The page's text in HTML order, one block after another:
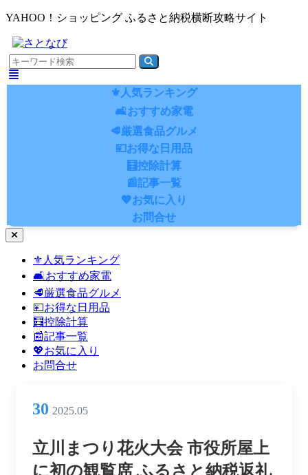
YAHOO！ショッピング ふるさと納税横断攻略サイト
⚜️人気ランキング
🛋️おすすめ家電
🥩厳選食品グルメ
💴お得な日用品
🧮控除計算
📰記事一覧
💖お気に入り
お問合せ
ナ
⚜️人気ランキング
🛋️おすすめ家電
🥩厳選食品グルメ
💴お得な日用品
🧮控除計算
📰記事一覧
💖お気に入り
お問合せ
30 2025.05
立川まつり花火大会 市役所屋上
に初の観覧席 ふるさと納税返礼